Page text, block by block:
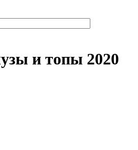
и топы 2020